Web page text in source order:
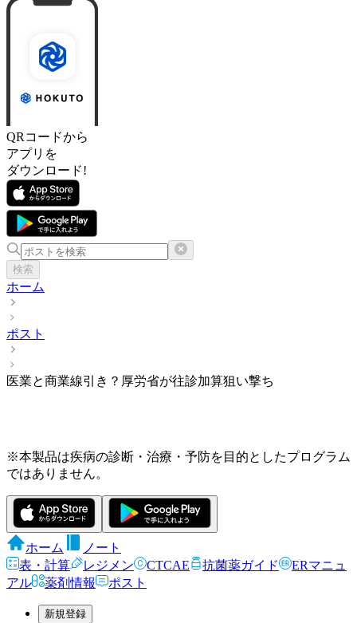
QRコードから
アプリを
ダウンロード!
検索
ホーム
ポスト
医業と商業線引き？厚労省が往診加算狙い撃ち
※本製品は疾病の診断・治療・予防を目的としたプログラム
ではありません。
ホーム
ノート
表・計算
レジメン CTCAE 抗菌薬ガイド
ERマニュ
アル
薬剤情報 ポスト
新規登録